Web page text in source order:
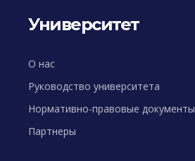
Университет
О нас
Руководство университета
Нормативно-правовые документы
Партнеры